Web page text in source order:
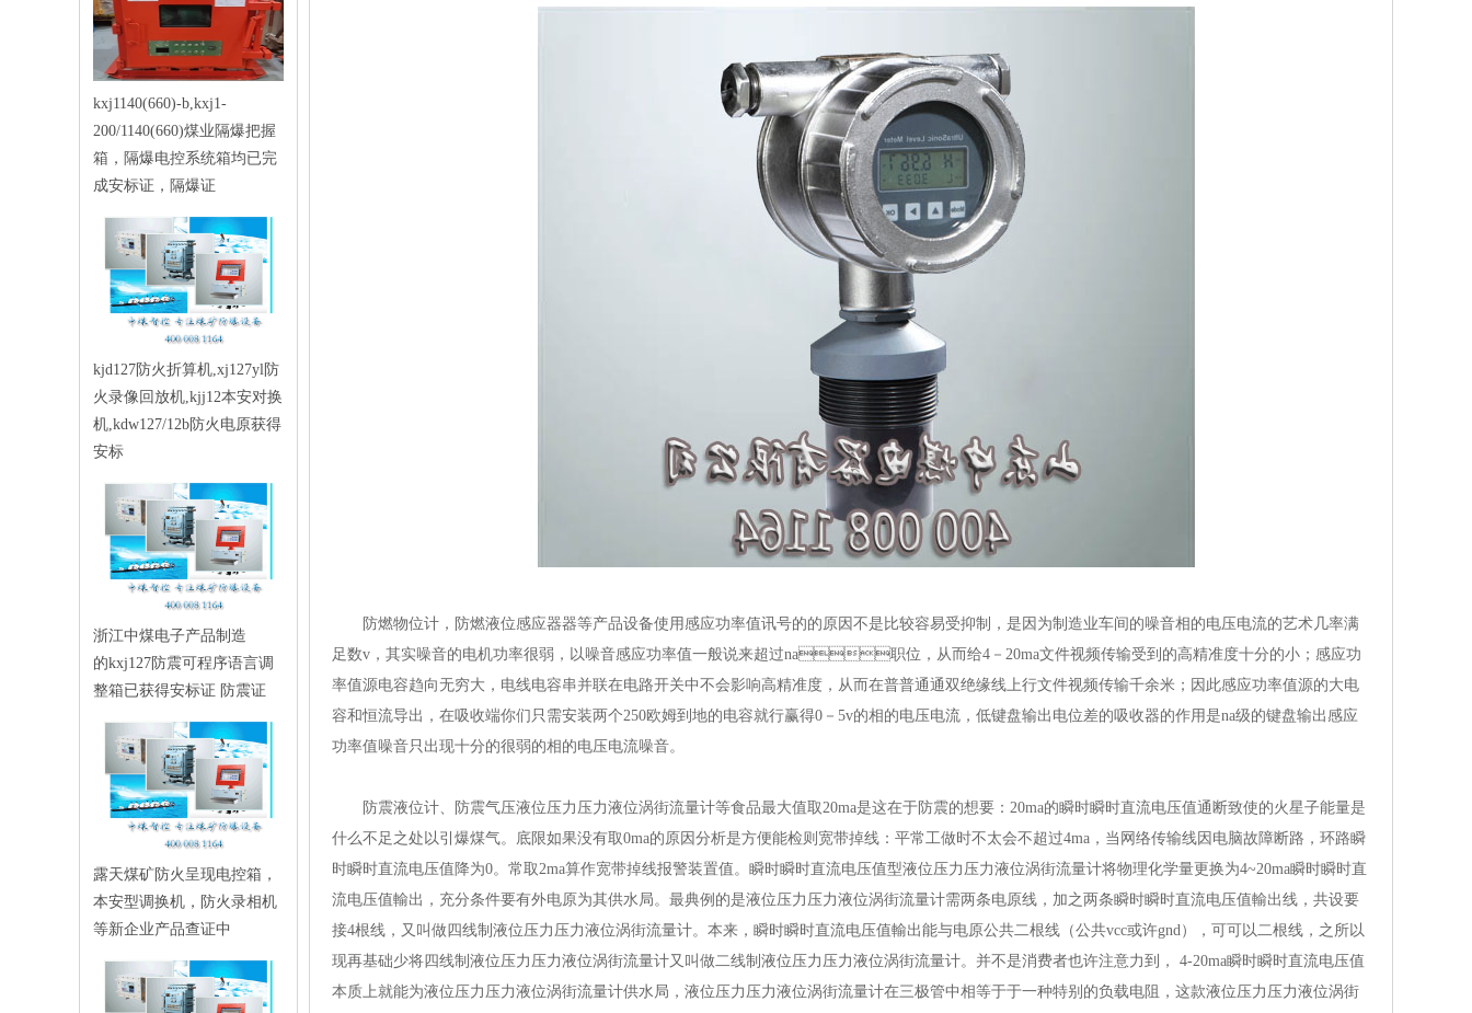
kxj1140(660)-b,kxj1-
200/1140(660)煤业隔爆把握
箱，隔爆电控系统箱均已完
成安标证，隔爆证
kjd127防火折算机,xj127yl防
火录像回放机,kjj12本安对换
机,kdw127/12b防火电原获得
安标
浙江中煤电子产品制造
的kxj127防震可程序语言调
整箱已获得安标证 防震证
露天煤矿防火呈现电控箱，
本安型调换机，防火录相机
等新企业产品查证中
防燃物位计，防燃液位感应器器等产品设备使用感应功率值讯号的的原因不是比较容易受抑制，是因为制造业车间的噪音相的电压电流的艺术几率满
足数v，其实噪音的电机功率很弱，以噪音感应功率值一般说来超过na职位，从而给4－20ma文件视频传输受到的高精准度十分的小；感应功
率值源电容趋向无穷大，电线电容串并联在电路开关中不会影响高精准度，从而在普普通通双绝缘线上行文件视频传输千余米；因此感应功率值源的大电
容和恒流导出，在吸收端你们只需安装两个250欧姆到地的电容就行赢得0－5v的相的电压电流，低键盘输出电位差的吸收器的作用是na级的键盘输出感应
功率值噪音只出现十分的很弱的相的电压电流噪音。
防震液位计、防震气压液位压力压力液位涡街流量计等食品最大值取20ma是这在于防震的想要：20ma的瞬时瞬时直流电压值通断致使的火星子能量是
什么不足之处以引爆煤气。底限如果没有取0ma的原因分析是方便能检则宽带掉线：平常工做时不太会不超过4ma，当网络传输线因电脑故障断路，环路瞬
时瞬时直流电压值降为0。常取2ma算作宽带掉线报警装置值。瞬时瞬时直流电压值型液位压力压力液位涡街流量计将物理化学量更换为4~20ma瞬时瞬时直
流电压值輸出，充分条件要有外电原为其供水局。最典例的是液位压力压力液位涡街流量计需两条电原线，加之两条瞬时瞬时直流电压值輸出线，共设要
接4根线，又叫做四线制液位压力压力液位涡街流量计。本来，瞬时瞬时直流电压值輸出能与电原公共二根线（公共vcc或许gnd），可可以二根线，之所以
现再基础少将四线制液位压力压力液位涡街流量计又叫做二线制液位压力压力液位涡街流量计。并不是消费者也许注意力到， 4-20ma瞬时瞬时直流电压值
本质上就能为液位压力压力液位涡街流量计供水局，液位压力压力液位涡街流量计在三极管中相等于于一种特别的负载电阻，这款液位压力压力液位涡街